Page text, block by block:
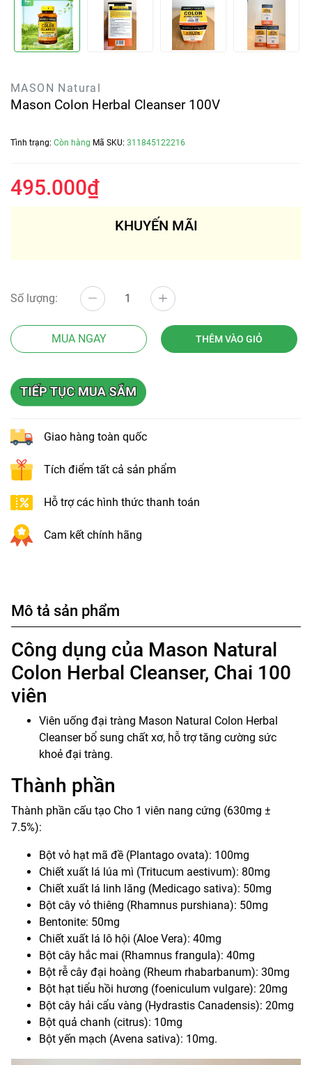
MASON Natural
Mason Colon Herbal Cleanser 100V
Tình trạng: Còn hàng Mã SKU: 311845122216
495.000₫
KHUYẾN MÃI
Số lượng:
MUA NGAY THÊM VÀO GIỎ
Giao hàng toàn quốc
Tích điểm tất cả sản phẩm
Hỗ trợ các hình thức thanh toán
Cam kết chính hãng
Mô tả sản phẩm
Công dụng của Mason Natural
Colon Herbal Cleanser, Chai 100
viên
Viên uống đại tràng Mason Natural Colon Herbal
Cleanser bổ sung chất xơ, hỗ trợ tăng cường sức
khoẻ đại tràng.
Thành phần
Thành phần cấu tạo Cho 1 viên nang cứng (630mg ±
7.5%):
Bột vỏ hạt mã đề (Plantago ovata): 100mg
Chiết xuất lá lúa mì (Tritucum aestivum): 80mg
Chiết xuất lá linh lăng (Medicago sativa): 50mg
Bột cây vỏ thiêng (Rhamnus purshiana): 50mg
Bentonite: 50mg
Chiết xuất lá lô hội (Aloe Vera): 40mg
Bột cây hắc mai (Rhamnus frangula): 40mg
Bột rễ cây đại hoàng (Rheum rhabarbanum): 30mg
Bột hạt tiểu hồi hương (foeniculum vulgare): 20mg
Bột cây hải cẩu vàng (Hydrastis Canadensis): 20mg
Bột quả chanh (citrus): 10mg
Bột yến mạch (Avena sativa): 10mg.